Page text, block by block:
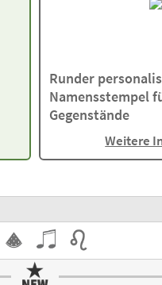
Runder
Namensstempel
Gegenstände
Weitere